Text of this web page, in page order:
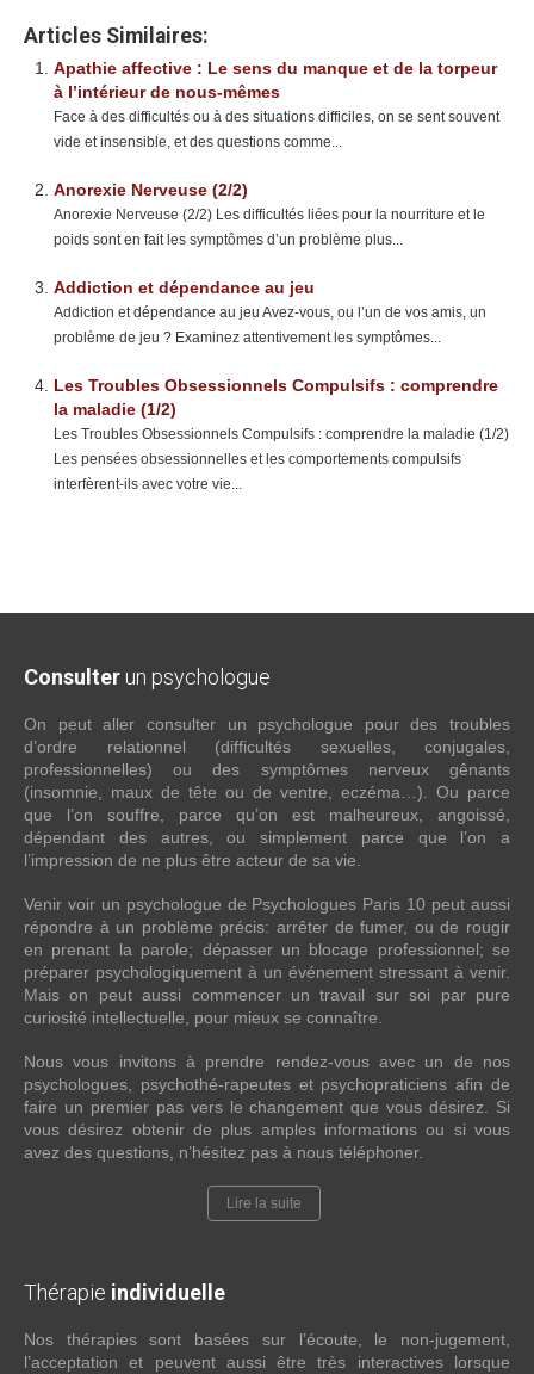
Articles Similaires:
Apathie affective : Le sens du manque et de la torpeur
à l’intérieur de nous-mêmes
Face à des difficultés ou à des situations difficiles, on se sent souvent
vide et insensible, et des questions comme...
Anorexie Nerveuse (2/2)
Anorexie Nerveuse (2/2) Les difficultés liées pour la nourriture et le
poids sont en fait les symptômes d’un problème plus...
Addiction et dépendance au jeu
Addiction et dépendance au jeu Avez-vous, ou l’un de vos amis, un
problème de jeu ? Examinez attentivement les symptômes...
Les Troubles Obsessionnels Compulsifs : comprendre
la maladie (1/2)
Les Troubles Obsessionnels Compulsifs : comprendre la maladie (1/2)
Les pensées obsessionnelles et les comportements compulsifs
interfèrent-ils avec votre vie...
Consulter un psychologue
On peut aller consulter un psychologue pour des troubles
d’ordre relationnel (difficultés sexuelles, conjugales,
professionnelles) ou des symptômes nerveux gênants
(insomnie, maux de tête ou de ventre, eczéma…). Ou parce
que l’on souffre, parce qu’on est malheureux, angoissé,
dépendant des autres, ou simplement parce que l’on a
l’impression de ne plus être acteur de sa vie.
Venir voir un psychologue de Psychologues Paris 10 peut aussi
répondre à un problème précis: arrêter de fumer, ou de rougir
en prenant la parole; dépasser un blocage professionnel; se
préparer psychologiquement à un événement stressant à venir.
Mais on peut aussi commencer un travail sur soi par pure
curiosité intellectuelle, pour mieux se connaître.
Nous vous invitons à prendre rendez-vous avec un de nos
psychologues, psychothé-rapeutes et psychopraticiens afin de
faire un premier pas vers le changement que vous désirez. Si
vous désirez obtenir de plus amples informations ou si vous
avez des questions, n’hésitez pas à nous téléphoner.
Lire la suite
Thérapie individuelle
Nos thérapies sont basées sur l’écoute, le non-jugement,
l’acceptation et peuvent aussi être très interactives lorsque